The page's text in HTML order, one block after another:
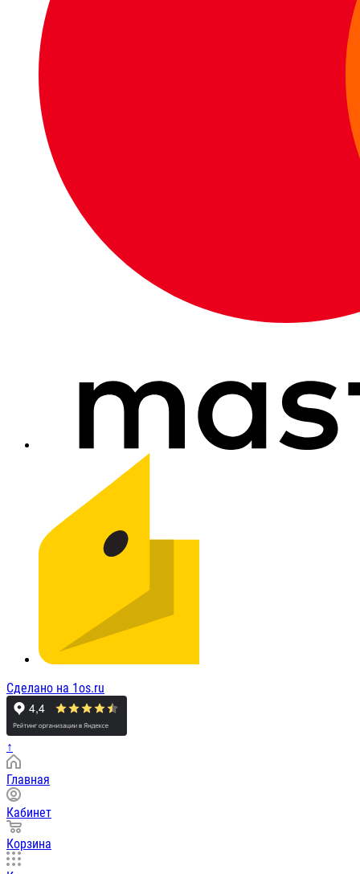
Сделано на 1os.ru
↑
Главная
Кабинет
Корзина